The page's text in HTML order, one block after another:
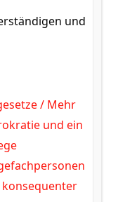
und
/ Mehr
und ein